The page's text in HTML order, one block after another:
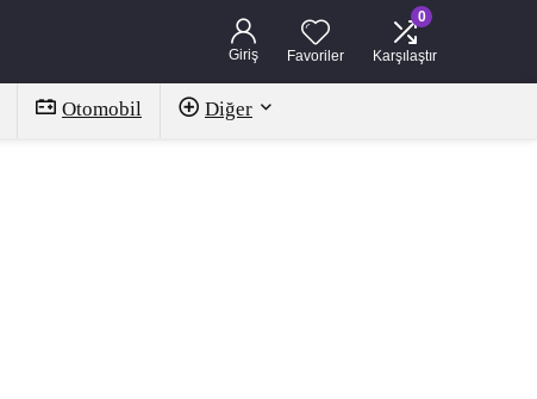
Giriş Favoriler
0
Karşılaştır
Otomobil Diğer